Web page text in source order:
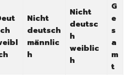
Nicht
deutsch
männlic
h
Nicht
deutsc
h
weiblic
h
G
e
s
a
m
t